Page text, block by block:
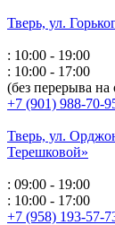
Тверь, ул.
: 10:00 - 19:00
: 10:00 - 17:00
(без перерыва на
+7 (901) 988-70-
Тверь, ул.
Терешковой»
: 09:00 - 19:00
: 10:00 - 17:00
+7 (958) 193-57-